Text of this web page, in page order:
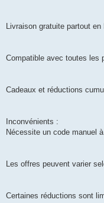
Livraison gratuite partout en
Compatible avec toutes les
Cadeaux et réductions
Inconvénients :
Nécessite un code manuel
Les offres peuvent varier
Certaines réductions sont